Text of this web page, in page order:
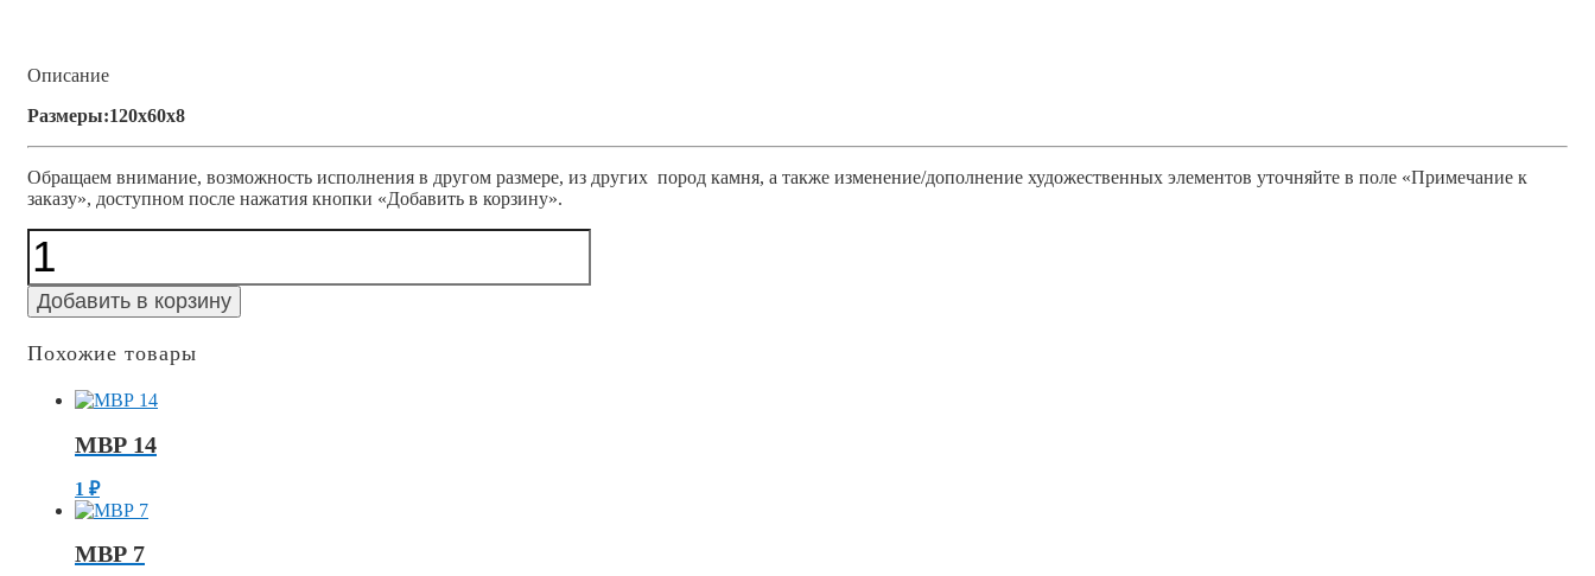
Описание
Размеры:120x60x8
Обращаем внимание, возможность исполнения в другом размере, из других пород камня, а также изменение/дополнение художественных элементов уточняйте в поле «Примечание к
заказу», доступном после нажатия кнопки «Добавить в корзину».
Количество
79
Добавить в корзину
Похожие товары
МВР 14
1 ₽
МВР 7